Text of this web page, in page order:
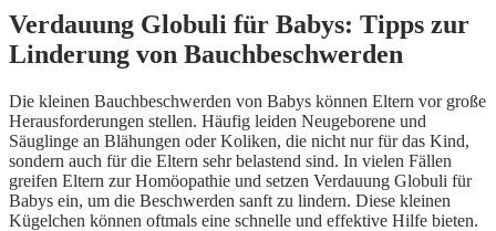
Verdauung Globuli für Babys: Tipps zur
Linderung von Bauchbeschwerden
Die kleinen Bauchbeschwerden von Babys können Eltern vor große
Herausforderungen stellen. Häufig leiden Neugeborene und
Säuglinge an Blähungen oder Koliken, die nicht nur für das Kind,
sondern auch für die Eltern sehr belastend sind. In vielen Fällen
greifen Eltern zur Homöopathie und setzen Verdauung Globuli für
Babys ein, um die Beschwerden sanft zu lindern. Diese kleinen
Kügelchen können oftmals eine schnelle und effektive Hilfe bieten.